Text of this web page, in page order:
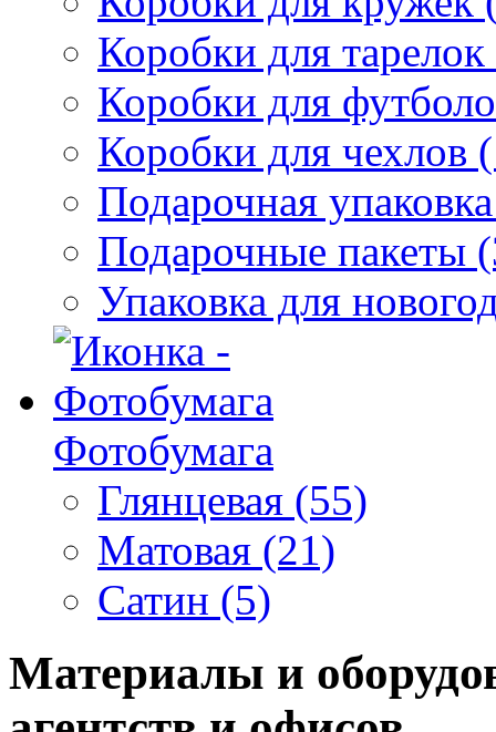
Коробки для
Коробки для
Коробки для чехлов
Подарочная
Подарочные пакеты
Упаковка для
Фотобумага
Глянцевая (55)
Матовая (21)
Сатин (5)
Материалы и